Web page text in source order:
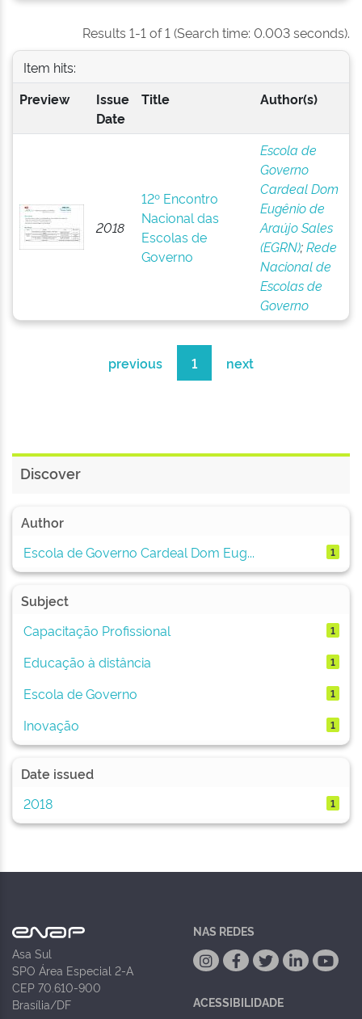
Results 1-1 of 1 (Search time: 0.003 seconds).
Item hits:
Preview
Issue
Date
Title Author(s)
2018
12º Encontro
Nacional das
Escolas de
Governo
Escola de
Governo
Cardeal Dom
Eugênio de
Araújo Sales
(EGRN);Rede
Nacional de
Escolas de
Governo
previous 1 next
Discover
Author
Escola de Governo Cardeal Dom Eug...
1
Subject
Capacitação Profissional
1
Educação à distância 1
Escola de Governo 1
Inovação 1
Date issued
2018
1
Asa Sul
SPO Área Especial 2-A
CEP 70.610-900
Brasília/DF
NAS REDES
ACESSIBILIDADE